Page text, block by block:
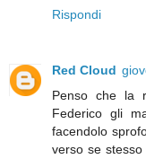
Rispondi
Red Cloud
Penso che la
Federico gli
facendolo
verso se